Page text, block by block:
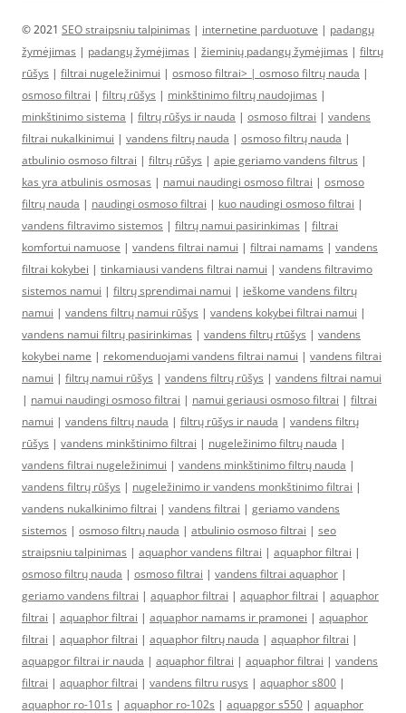
© 2021 SEO straipsniu talpinimas | internetine parduotuve | padangų
žymėjimas | padangų žymėjimas | žieminių padangų žymėjimas | filtrų
rūšys | filtrai nugeležinimui | osmoso filtrai> | osmoso filtrų nauda |
osmoso filtrai | filtrų rūšys | minkštinimo filtrų naudojimas |
minkštinimo sistema | filtrų rūšys ir nauda | osmoso filtrai | vandens
filtrai nukalkinimui | vandens filtrų nauda | osmoso filtrų nauda |
atbulinio osmoso filtrai | filtrų rūšys | apie geriamo vandens filtrus |
kas yra atbulinis osmosas | namui naudingi osmoso filtrai | osmoso
filtrų nauda | naudingi osmoso filtrai | kuo naudingi osmoso filtrai |
vandens filtravimo sistemos | filtrų namui pasirinkimas | filtrai
komfortui namuose | vandens filtrai namui | filtrai namams | vandens
filtrai kokybei | tinkamiausi vandens filtrai namui | vandens filtravimo
sistemos namui | filtrų sprendimai namui | ieškome vandens filtrų
namui | vandens filtrų namui rūšys | vandens kokybei filtrai namui |
vandens namui filtrų pasirinkimas | vandens filtrų rtūšys | vandens
kokybei name | rekomenduojami vandens filtrai namui | vandens filtrai
namui | filtrų namui rūšys | vandens filtrų rūšys | vandens filtrai namui
| namui naudingi osmoso filtrai | namui geriausi osmoso filtrai | filtrai
namui | vandens filtrų nauda | filtrų rūšys ir nauda | vandens filtrų
rūšys | vandens minkštinimo filtrai | nugeležinimo filtrų nauda |
vandens filtrai nugeležinimui | vandens minkštinimo filtrų nauda |
vandens filtrų rūšys | nugeležinimo ir vandens monkštinimo filtrai |
vandens nukalkinimo filtrai | vandens filtrai | geriamo vandens
sistemos | osmoso filtrų nauda | atbulinio osmoso filtrai | seo
straipsniu talpinimas | aquaphor vandens filtrai | aquaphor filtrai |
osmoso filtrų nauda | osmoso filtrai | vandens filtrai aquaphor |
geriamo vandens filtrai | aquaphor filtrai | aquaphor filtrai | aquaphor
filtrai | aquaphor filtrai | aquaphor namams ir pramonei | aquaphor
filtrai | aquaphor filtrai | aquaphor filtrų nauda | aquaphor filtrai |
aquapgor filtrai ir nauda | aquaphor filtrai | aquaphor filtrai | vandens
filtrai | aquaphor filtrai | vandens filtru rusys | aquaphor s800 |
aquaphor ro-101s | aquaphor ro-102s | aquapgor s550 | aquaphor